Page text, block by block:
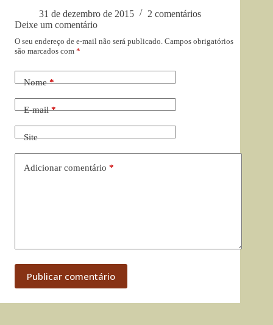
31 de dezembro de 2015
2 comentários
Deixe um comentário
O seu endereço de e-mail não será publicado. Campos obrigatórios
são marcados com *
Nome*
E-mail*
Site
Adicionar comentário *
Publicar comentário